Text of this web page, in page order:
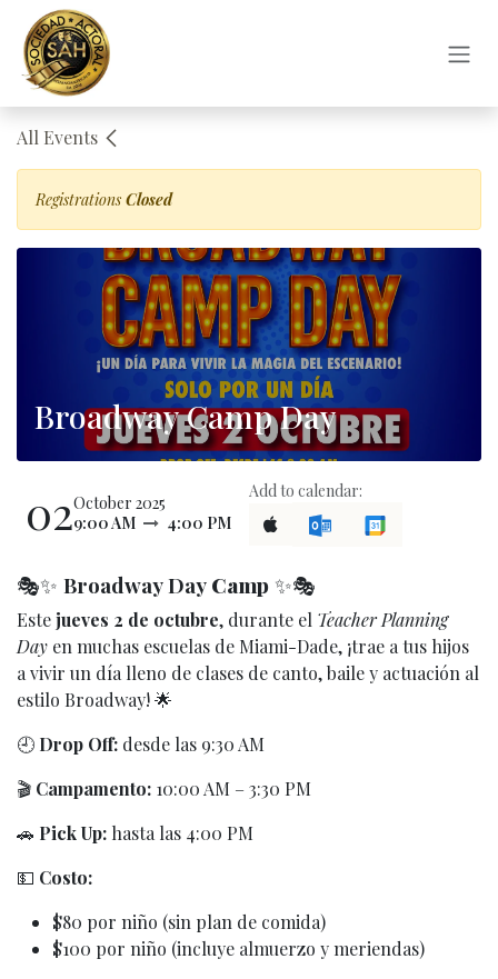
Skip to Content
All Events
Registrations Closed
Broadway Camp Day
02October 2025
9:00 AM
4:00 PM
Add to calendar:
🎭✨ Broadway Day Camp ✨🎭
Estejueves 2 de octubre, durante el Teacher Planning
Day en muchas escuelas de Miami-Dade, ¡trae a tus hijos
a vivir un día lleno de clases de canto, baile y actuación al
estilo Broadway! 🌟
🕘 Drop Off: desde las 9:30 AM
🎬 Campamento: 10:00 AM – 3:30 PM
🚗 Pick Up: hasta las 4:00 PM
💵 Costo:
$80 por niño (sin plan de comida)
$100 por niño (incluye almuerzo y meriendas)